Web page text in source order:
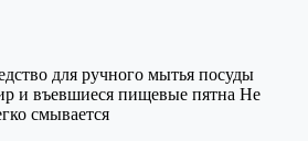
для ручного мытья посуды
и въевшиеся пищевые пятна Не
смывается